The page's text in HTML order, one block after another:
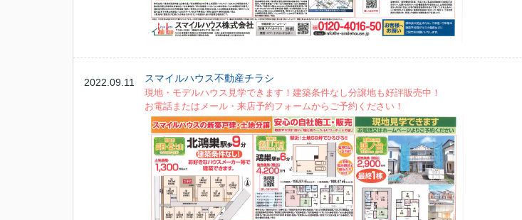
2022.09.11 スマイルハウス不動産チラシ
現地・モデルハウス見学できます！建築条件なし分譲地も好評販売中！
お電話またはメール・来店予約フォームからご予約ください！